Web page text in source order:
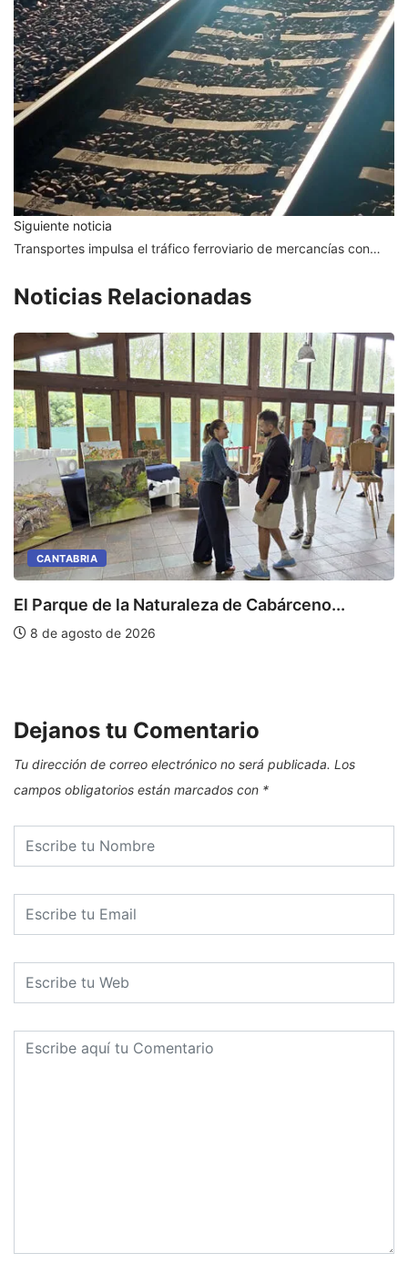
Siguiente noticia
Transportes impulsa el tráfico ferroviario de mercancías con…
Noticias Relacionadas
CANTABRIA
El Parque de la Naturaleza de Cabárceno...
8 de agosto de 2026
Dejanos tu Comentario
Tu dirección de correo electrónico no será publicada. Los
campos obligatorios están marcados con *